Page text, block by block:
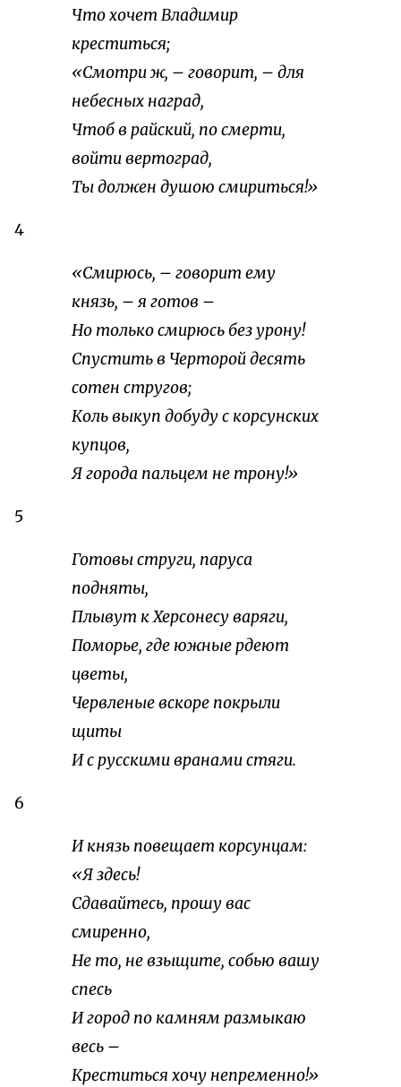
Что хочет Владимир
креститься;
«Смотри ж, – говорит, – для
небесных наград,
Чтоб в райский, по смерти,
войти вертоград,
Ты должен душою смириться!»
4
«Смирюсь, – говорит ему
князь, – я готов –
Но только смирюсь без урону!
Спустить в Черторой десять
сотен стругов;
Коль выкуп добуду с корсунских
купцов,
Я города пальцем не трону!»
5
Готовы струги, паруса
подняты,
Плывут к Херсонесу варяги,
Поморье, где южные рдеют
цветы,
Червленые вскоре покрыли
щиты
И с русскими вранами стяги.
6
И князь повещает корсунцам:
«Я здесь!
Сдавайтесь, прошу вас
смиренно,
Не то, не взыщите, собью вашу
спесь
И город по камням размыкаю
весь –
Креститься хочу непременно!»